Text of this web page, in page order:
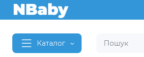
Каталог